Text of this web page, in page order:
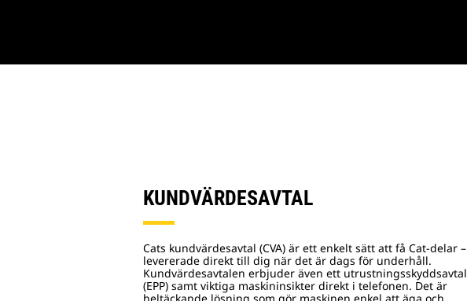
KUNDVÄRDESAVTAL
Cats kundvärdesavtal (CVA) är ett enkelt sätt att få Cat-delar –
levererade direkt till dig när det är dags för underhåll.
Kundvärdesavtalen erbjuder även ett utrustningsskyddsavtal
(EPP) samt viktiga maskininsikter direkt i telefonen. Det är